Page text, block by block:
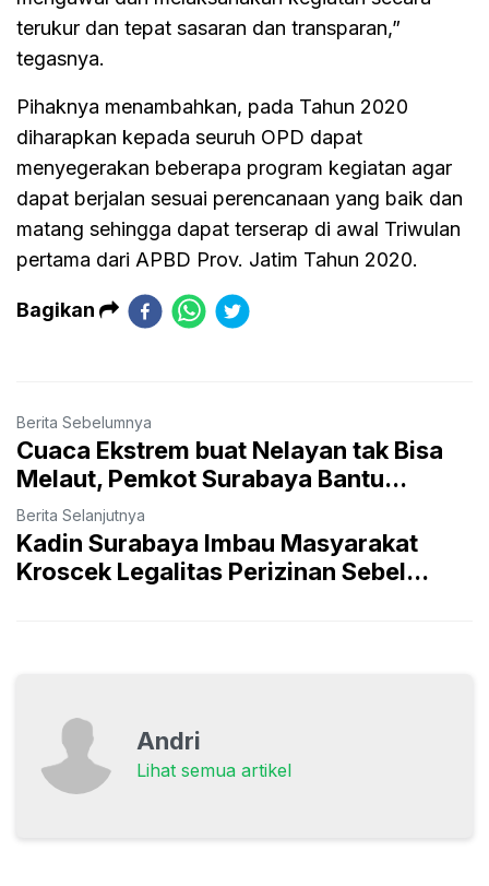
terukur dan tepat sasaran dan transparan,”
tegasnya.
Pihaknya menambahkan, pada Tahun 2020
diharapkan kepada seuruh OPD dapat
menyegerakan beberapa program kegiatan agar
dapat berjalan sesuai perencanaan yang baik dan
matang sehingga dapat terserap di awal Triwulan
pertama dari APBD Prov. Jatim Tahun 2020.
Bagikan
Berita Sebelumnya
Cuaca Ekstrem buat Nelayan tak Bisa
Melaut, Pemkot Surabaya Bantu...
Berita Selanjutnya
Kadin Surabaya Imbau Masyarakat
Kroscek Legalitas Perizinan Sebel...
Andri
Lihat semua artikel